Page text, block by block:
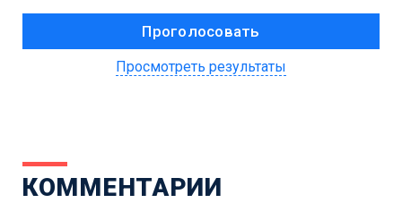
Просмотреть результаты
КОММЕНТАРИИ